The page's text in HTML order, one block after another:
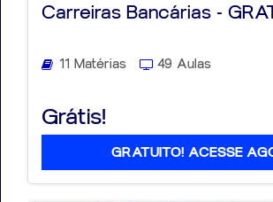
Notícias
Aulas
Carreiras Bancárias -
11 Matérias 49 Aulas
Grátis!
GRATUITO! ACESSE